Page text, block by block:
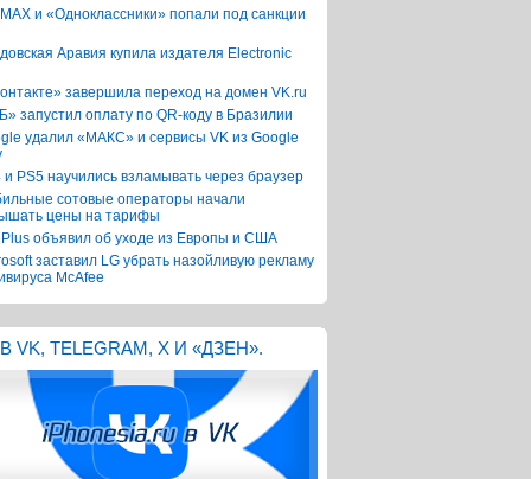
и «Одноклассники» попали под санкции
Аравия купила издателя Electronic
завершила переход на домен VK.ru
запустил оплату по QR-коду в Бразилии
удалил «МАКС» и сервисы VK из Google
и PS5 научились взламывать через браузер
сотовые операторы начали
цены на тарифы
объявил об уходе из Европы и США
заставил LG убрать назойливую рекламу
McAfee
VK, TELEGRAM, X И «ДЗЕН».